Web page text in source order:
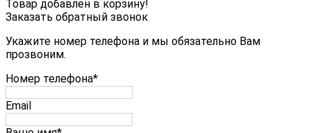
Товар добавлен в корзину!
Заказать обратный звонок
Укажите номер телефона и мы обязательно Вам
прозвоним.
Номер телефона*
Email